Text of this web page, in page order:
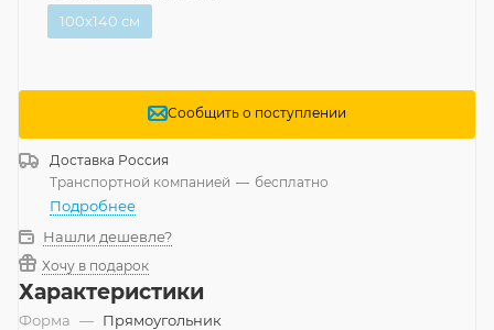
100x140 см
Сообщить о поступлении
Доставка Россия
Транспортной компанией — бесплатно
Подробнее
Нашли дешевле?
Хочу в подарок
Характеристики
Форма — Прямоугольник